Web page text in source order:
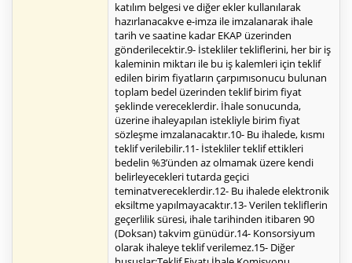
katılım belgesi ve diğer ekler kullanılarak
hazırlanacakve e-imza ile imzalanarak ihale
tarih ve saatine kadar EKAP üzerinden
gönderilecektir.9- İstekliler tekliflerini, her bir iş
kaleminin miktarı ile bu iş kalemleri için teklif
edilen birim fiyatların çarpımısonucu bulunan
toplam bedel üzerinden teklif birim fiyat
şeklinde vereceklerdir. İhale sonucunda,
üzerine ihaleyapılan istekliyle birim fiyat
sözleşme imzalanacaktır.10- Bu ihalede, kısmı
teklif verilebilir.11- İstekliler teklif ettikleri
bedelin %3’ünden az olmamak üzere kendi
belirleyecekleri tutarda geçici
teminatvereceklerdir.12- Bu ihalede elektronik
eksiltme yapılmayacaktır.13- Verilen tekliflerin
geçerlilik süresi, ihale tarihinden itibaren 90
(Doksan) takvim günüdür.14- Konsorsiyum
olarak ihaleye teklif verilemez.15- Diğer